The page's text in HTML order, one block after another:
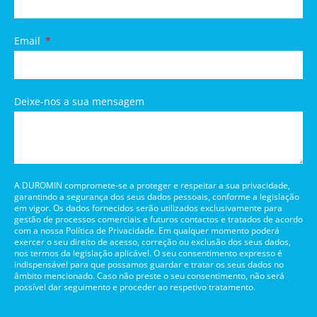
Email
Deixe-nos a sua mensagem
A DUROMIN compromete-se a proteger e respeitar a sua privacidade,
garantindo a segurança dos seus dados pessoais, conforme a legislação
em vigor. Os dados fornecidos serão utilizados exclusivamente para
gestão de processos comerciais e futuros contactos e tratados de acordo
com a nossa Política de Privacidade. Em qualquer momento poderá
exercer o seu direito de acesso, correção ou exclusão dos seus dados,
nos termos da legislação aplicável. O seu consentimento expresso é
indispensável para que possamos guardar e tratar os seus dados no
âmbito mencionado. Caso não preste o seu consentimento, não será
possível dar seguimento e proceder ao respetivo tratamento.